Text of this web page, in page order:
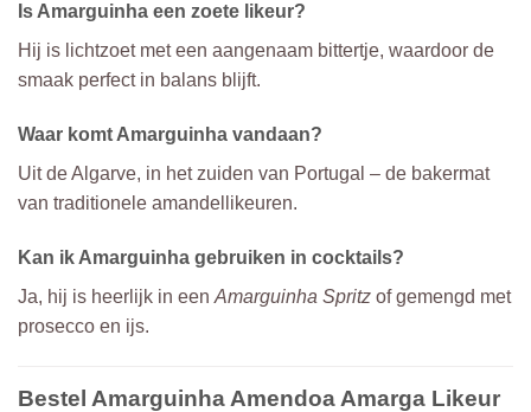
Is Amarguinha een zoete likeur?
Hij is lichtzoet met een aangenaam bittertje, waardoor de
smaak perfect in balans blijft.
Waar komt Amarguinha vandaan?
Uit de Algarve, in het zuiden van Portugal – de bakermat
van traditionele amandellikeuren.
Kan ik Amarguinha gebruiken in cocktails?
Ja, hij is heerlijk in een Amarguinha Spritz of gemengd met
prosecco en ijs.
Bestel Amarguinha Amendoa Amarga Likeur